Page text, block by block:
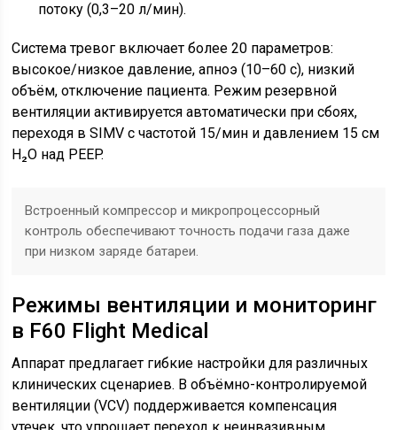
потоку (0,3–20 л/мин).
Система тревог включает более 20 параметров:
высокое/низкое давление, апноэ (10–60 с), низкий
объём, отключение пациента. Режим резервной
вентиляции активируется автоматически при сбоях,
переходя в SIMV с частотой 15/мин и давлением 15 см
H₂O над PEEP.
Встроенный компрессор и микропроцессорный
контроль обеспечивают точность подачи газа даже
при низком заряде батареи.
Режимы вентиляции и мониторинг
в F60 Flight Medical
Аппарат предлагает гибкие настройки для различных
клинических сценариев. В объёмно-контролируемой
вентиляции (VCV) поддерживается компенсация